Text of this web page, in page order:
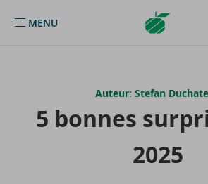
MENU
MENU
Argenta
Homepage
Auteur: Stefan
5 bonnes
2025